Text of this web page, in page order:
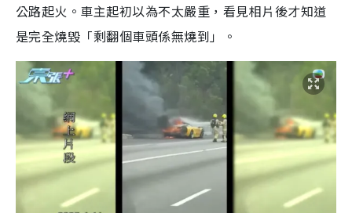
公路起火。車主起初以為不太嚴重，看見相片後才知道
是完全燒毀「剩翻個車頭係無燒到」。